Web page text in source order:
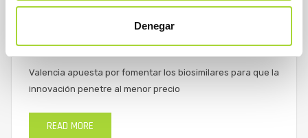
Denegar
biosimilares para que la innovación penetre
al menor precio
Valencia apuesta por fomentar los biosimilares para que la
innovación penetre al menor precio
READ MORE